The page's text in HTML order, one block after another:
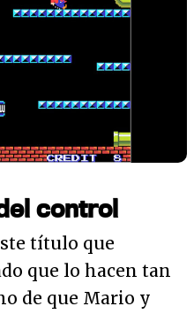
control
título que
que lo hacen tan
de que Mario y